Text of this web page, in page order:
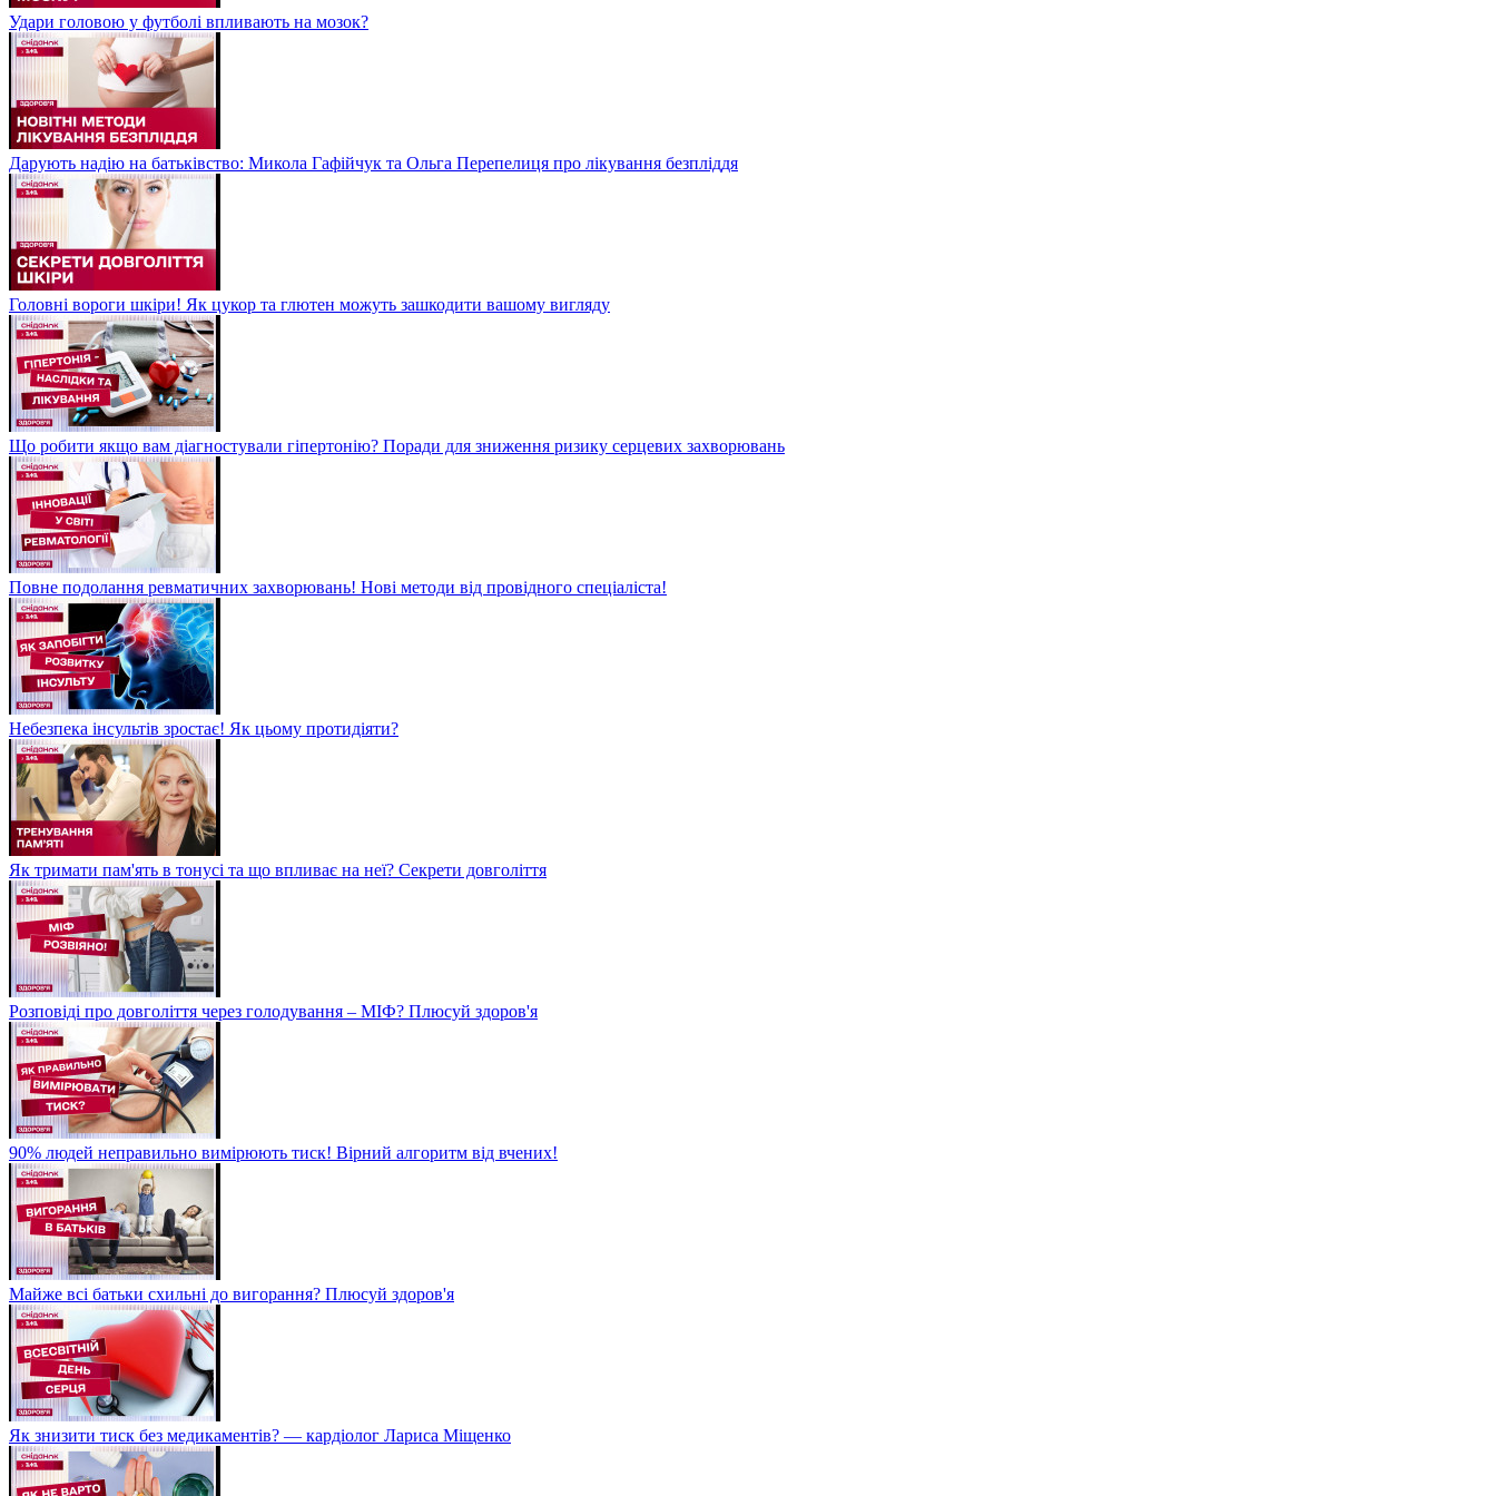
Удари головою у футболі впливають на мозок?
Дарують надію на батьківство: Микола Гафійчук та Ольга Перепелиця про лікування безпліддя
Головні вороги шкіри! Як цукор та глютен можуть зашкодити вашому вигляду
Що робити якщо вам діагностували гіпертонію? Поради для зниження ризику серцевих захворювань
Повне подолання ревматичних захворювань! Нові методи від провідного спеціаліста!
Небезпека інсультів зростає! Як цьому протидіяти?
Як тримати пам'ять в тонусі та що впливає на неї? Секрети довголіття
Розповіді про довголіття через голодування – МІФ? Плюсуй здоров'я
90% людей неправильно вимірюють тиск! Вірний алгоритм від вчених!
Майже всі батьки схильні до вигорання? Плюсуй здоров'я
Як знизити тиск без медикаментів? — кардіолог Лариса Міщенко